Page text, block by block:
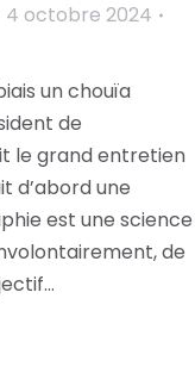
4 octobre 2024
un chouïa
de
le grand entretien
d’abord une
est une science
de